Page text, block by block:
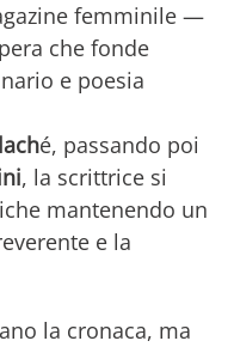
femminile —
che fonde
e poesia
é, passando poi
, la scrittrice si
mantenendo un
e la
la cronaca, ma